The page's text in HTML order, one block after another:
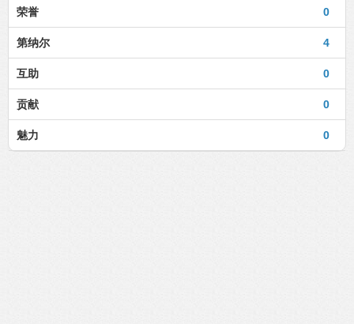
0
荣誉
4
第纳尔
0
互助
0
贡献
0
魅力